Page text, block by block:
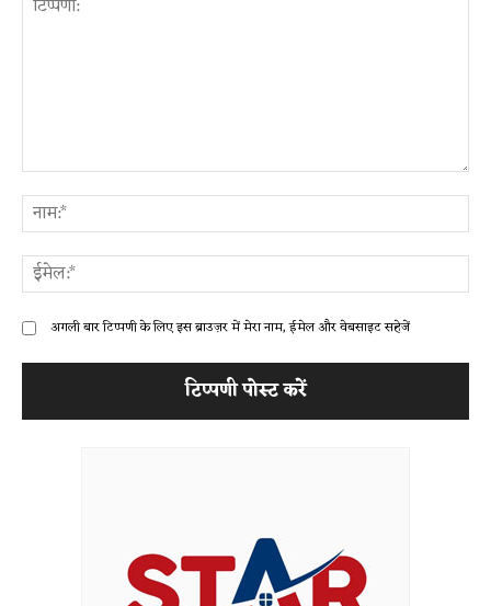
अगली बार टिप्पणी के लिए इस ब्राउज़र में मेरा नाम, ईमेल और वेबसाइट सहेजें